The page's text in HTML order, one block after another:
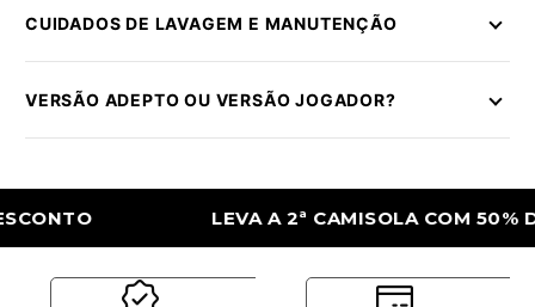
CUIDADOS DE LAVAGEM E MANUTENÇÃO
VERSÃO ADEPTO OU VERSÃO JOGADOR?
LEVA A 2ª CAMISOLA COM 50% DE